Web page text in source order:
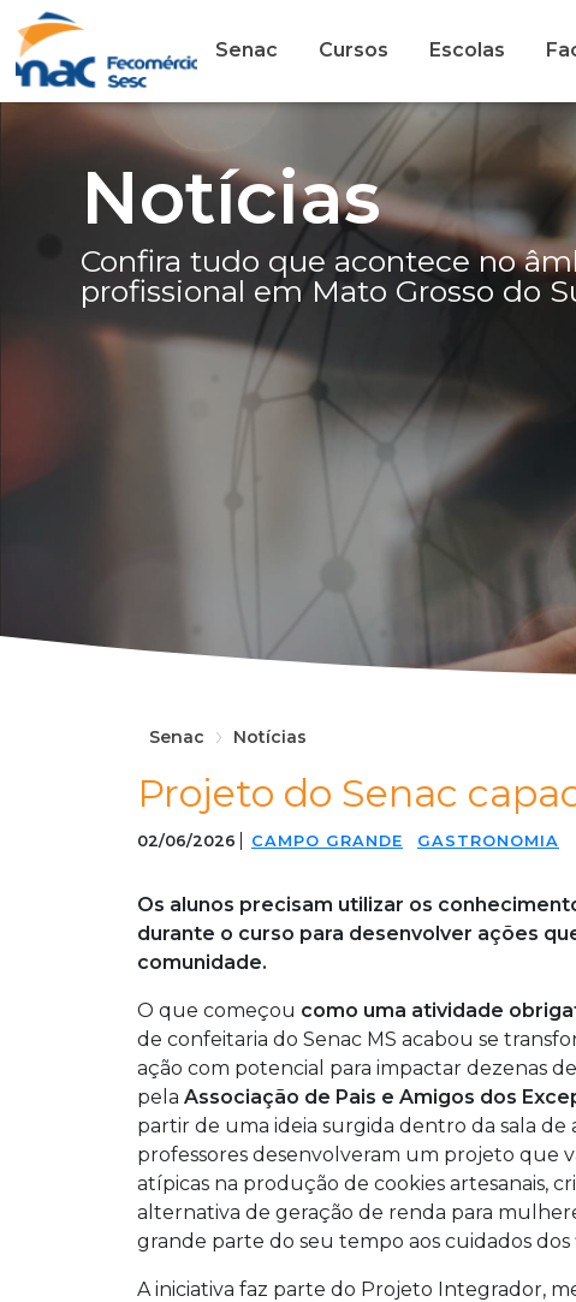
Senac Cursos Escolas
Notícias
Confira tudo que acontece no
profissional em Mato Grosso do
Senac Notícias
Projeto do Senac
02/06/2026 CAMPO GRANDE GASTRONOMIA
Os alunos precisam utilizar os
durante o curso para desenvolver ações
comunidade.
O que começou como uma atividade
de confeitaria do Senac MS acabou se
ação com potencial para impactar dezenas
pela Associação de Pais e Amigos dos
partir de uma ideia surgida dentro da sala de
professores desenvolveram um projeto que
atípicas na produção de cookies artesanais,
alternativa de geração de renda para
grande parte do seu tempo aos cuidados dos
A iniciativa faz parte do Projeto Integrador,